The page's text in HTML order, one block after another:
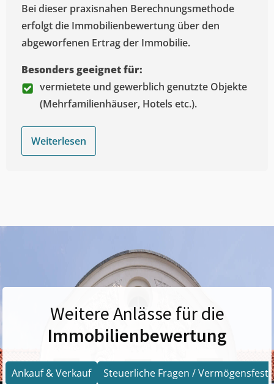
Bei dieser praxisnahen Berechnungsmethode
erfolgt die Immobilienbewertung über den
abgeworfenen Ertrag der Immobilie.
Besonders geeignet für:
vermietete und gewerblich genutzte Objekte
(Mehrfamilienhäuser, Hotels etc.).
Weiterlesen
Weitere Anlässe für die
Immobilienbewertung
Ankauf & Verkauf Steuerliche Fragen /